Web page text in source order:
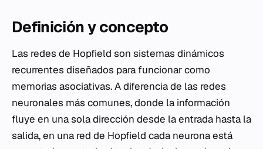
Definición y concepto
Las redes de Hopfield son sistemas dinámicos
recurrentes diseñados para funcionar como
memorias asociativas. A diferencia de las redes
neuronales más comunes, donde la información
fluye en una sola dirección desde la entrada hasta la
salida, en una red de Hopfield cada neurona está